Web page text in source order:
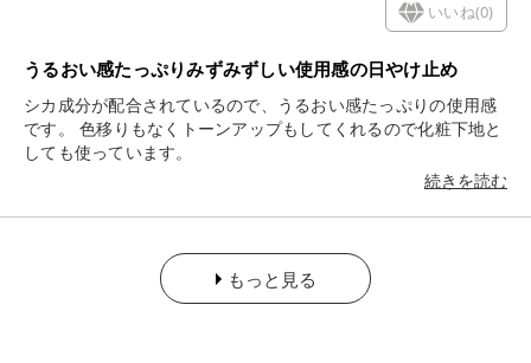
いいね(0)
うるおい感たっぷりみずみずしい使用感の日やけ止め
シカ成分が配合されているので、うるおい感たっぷりの使用感
です。 色移りもなくトーンアップもしてくれるので化粧下地と
しても使っています。
続きを読む
もっと見る